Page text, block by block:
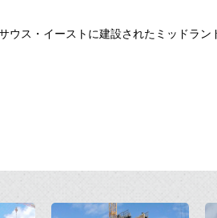
ウス・イーストに建設されたミッドラ